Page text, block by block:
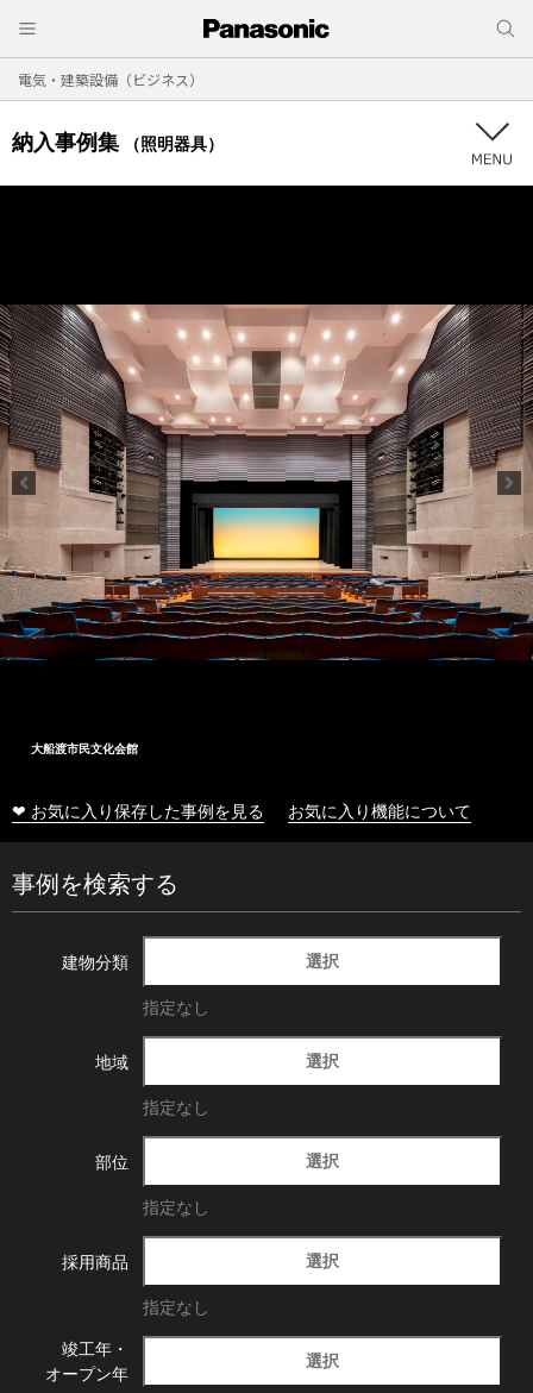
電気・建築設備（ビジネス）
納入事例集 （照明器具）
大船渡市民文化会館
❤ お気に入り保存した事例を見る お気に入り機能について
事例を検索する
建物分類 選択
指定なし
地域 選択
指定なし
部位 選択
指定なし
採用商品 選択
指定なし
竣工年・
オープン年
選択